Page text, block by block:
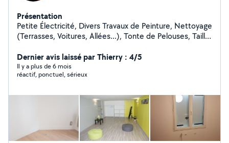
Présentation
Petite Électricité, Divers Travaux de Peinture, Nettoyage
(Terrasses, Voitures, Allées...), Tonte de Pelouses, Taille
Livraison de Courses, Assistance Informatique, etc...
Dernier avis laissé par Thierry : 4/5
Il y a plus de 6 mois
réactif, ponctuel, sérieux